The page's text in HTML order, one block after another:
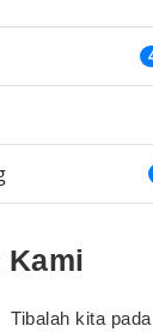
Kami
Tibalah kita